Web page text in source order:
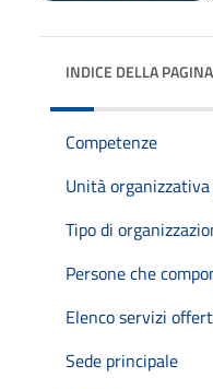
INDICE DELLA PAGINA
Competenze
Unità
Tipo di
Persone che
Elenco servizi
Sede principale